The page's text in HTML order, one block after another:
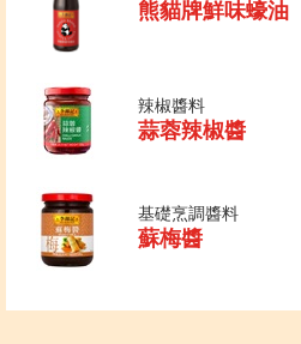
熊貓牌鮮味蠔油
辣椒醬料
蒜蓉辣椒醬
基礎烹調醬料
蘇梅醬